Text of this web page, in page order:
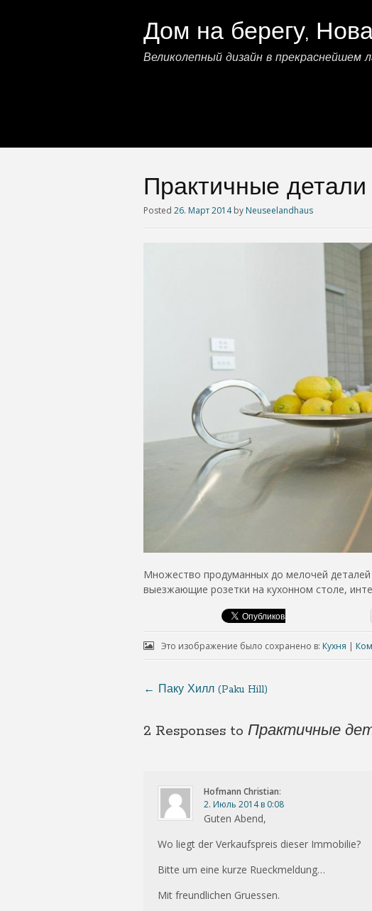
Дом на берегу,
Великолепный дизайн в
Практичные детали
Posted 26. Март 2014 by Neuseelandhaus
Множество продуманных до мелочей
выезжающие розетки на кухонном столе,
Это изображение было сохранено в: Кухня |
← Паку Хилл (Paku Hill)
2 Responses to Практичные
Hofmann Christian:
2. Июль 2014 в 0:08
Guten Abend,
Wo liegt der Verkaufspreis dieser Immobilie?
Bitte um eine kurze Rueckmeldung…
Mit freundlichen Gruessen.